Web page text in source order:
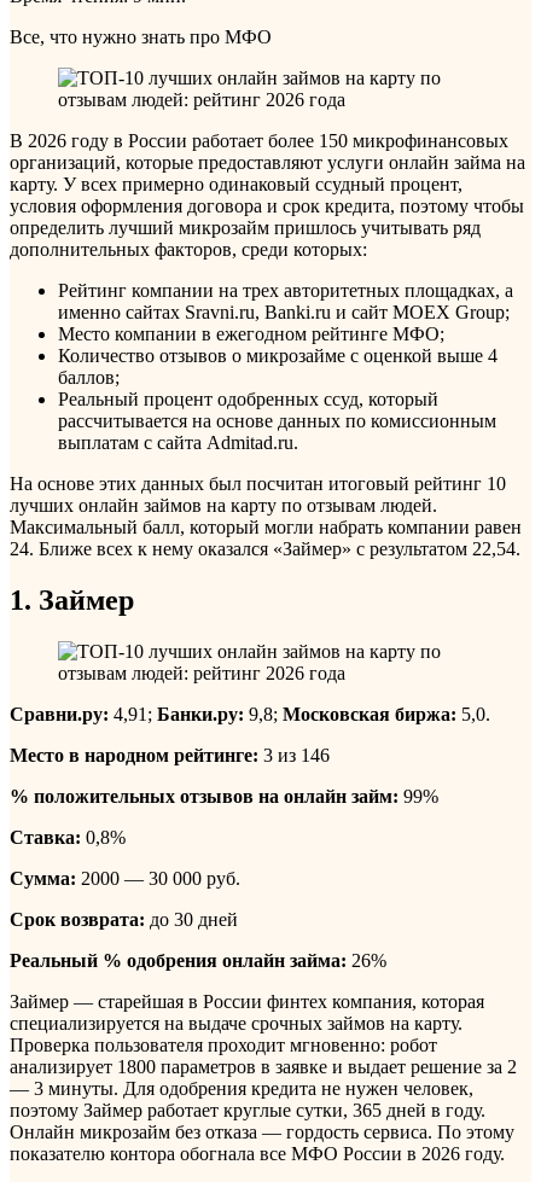
Все, что нужно знать про МФО
В 2026 году в России работает более 150 микрофинансовых
организаций, которые предоставляют услуги онлайн займа на
карту. У всех примерно одинаковый ссудный процент,
условия оформления договора и срок кредита, поэтому чтобы
определить лучший микрозайм пришлось учитывать ряд
дополнительных факторов, среди которых:
Рейтинг компании на трех авторитетных площадках, а
именно сайтах Sravni.ru, Banki.ru и сайт MOEX Group;
Место компании в ежегодном рейтинге МФО;
Количество отзывов о микрозайме с оценкой выше 4
баллов;
Реальный процент одобренных ссуд, который
рассчитывается на основе данных по комиссионным
выплатам с сайта Admitad.ru.
На основе этих данных был посчитан итоговый рейтинг 10
лучших онлайн займов на карту по отзывам людей.
Максимальный балл, который могли набрать компании равен
24. Ближе всех к нему оказался «Займер» с результатом 22,54.
1. Займер
Сравни.ру: 4,91; Банки.ру: 9,8; Московская биржа: 5,0.
Место в народном рейтинге: 3 из 146
% положительных отзывов на онлайн займ: 99%
Ставка: 0,8%
Сумма: 2000 — 30 000 руб.
Срок возврата: до 30 дней
Реальный % одобрения онлайн займа: 26%
Займер — старейшая в России финтех компания, которая
специализируется на выдаче срочных займов на карту.
Проверка пользователя проходит мгновенно: робот
анализирует 1800 параметров в заявке и выдает решение за 2
— 3 минуты. Для одобрения кредита не нужен человек,
поэтому Займер работает круглые сутки, 365 дней в году.
Онлайн микрозайм без отказа — гордость сервиса. По этому
показателю контора обогнала все МФО России в 2026 году.